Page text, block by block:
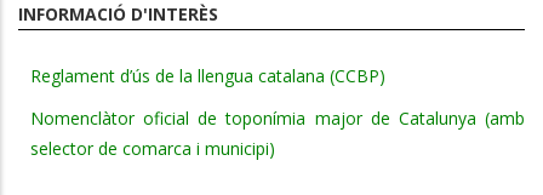
INFORMACIÓ D'INTERÈS
Reglament d’ús de la llengua catalana (CCBP)
Nomenclàtor oficial de toponímia major de Catalunya (amb
selector de comarca i municipi)